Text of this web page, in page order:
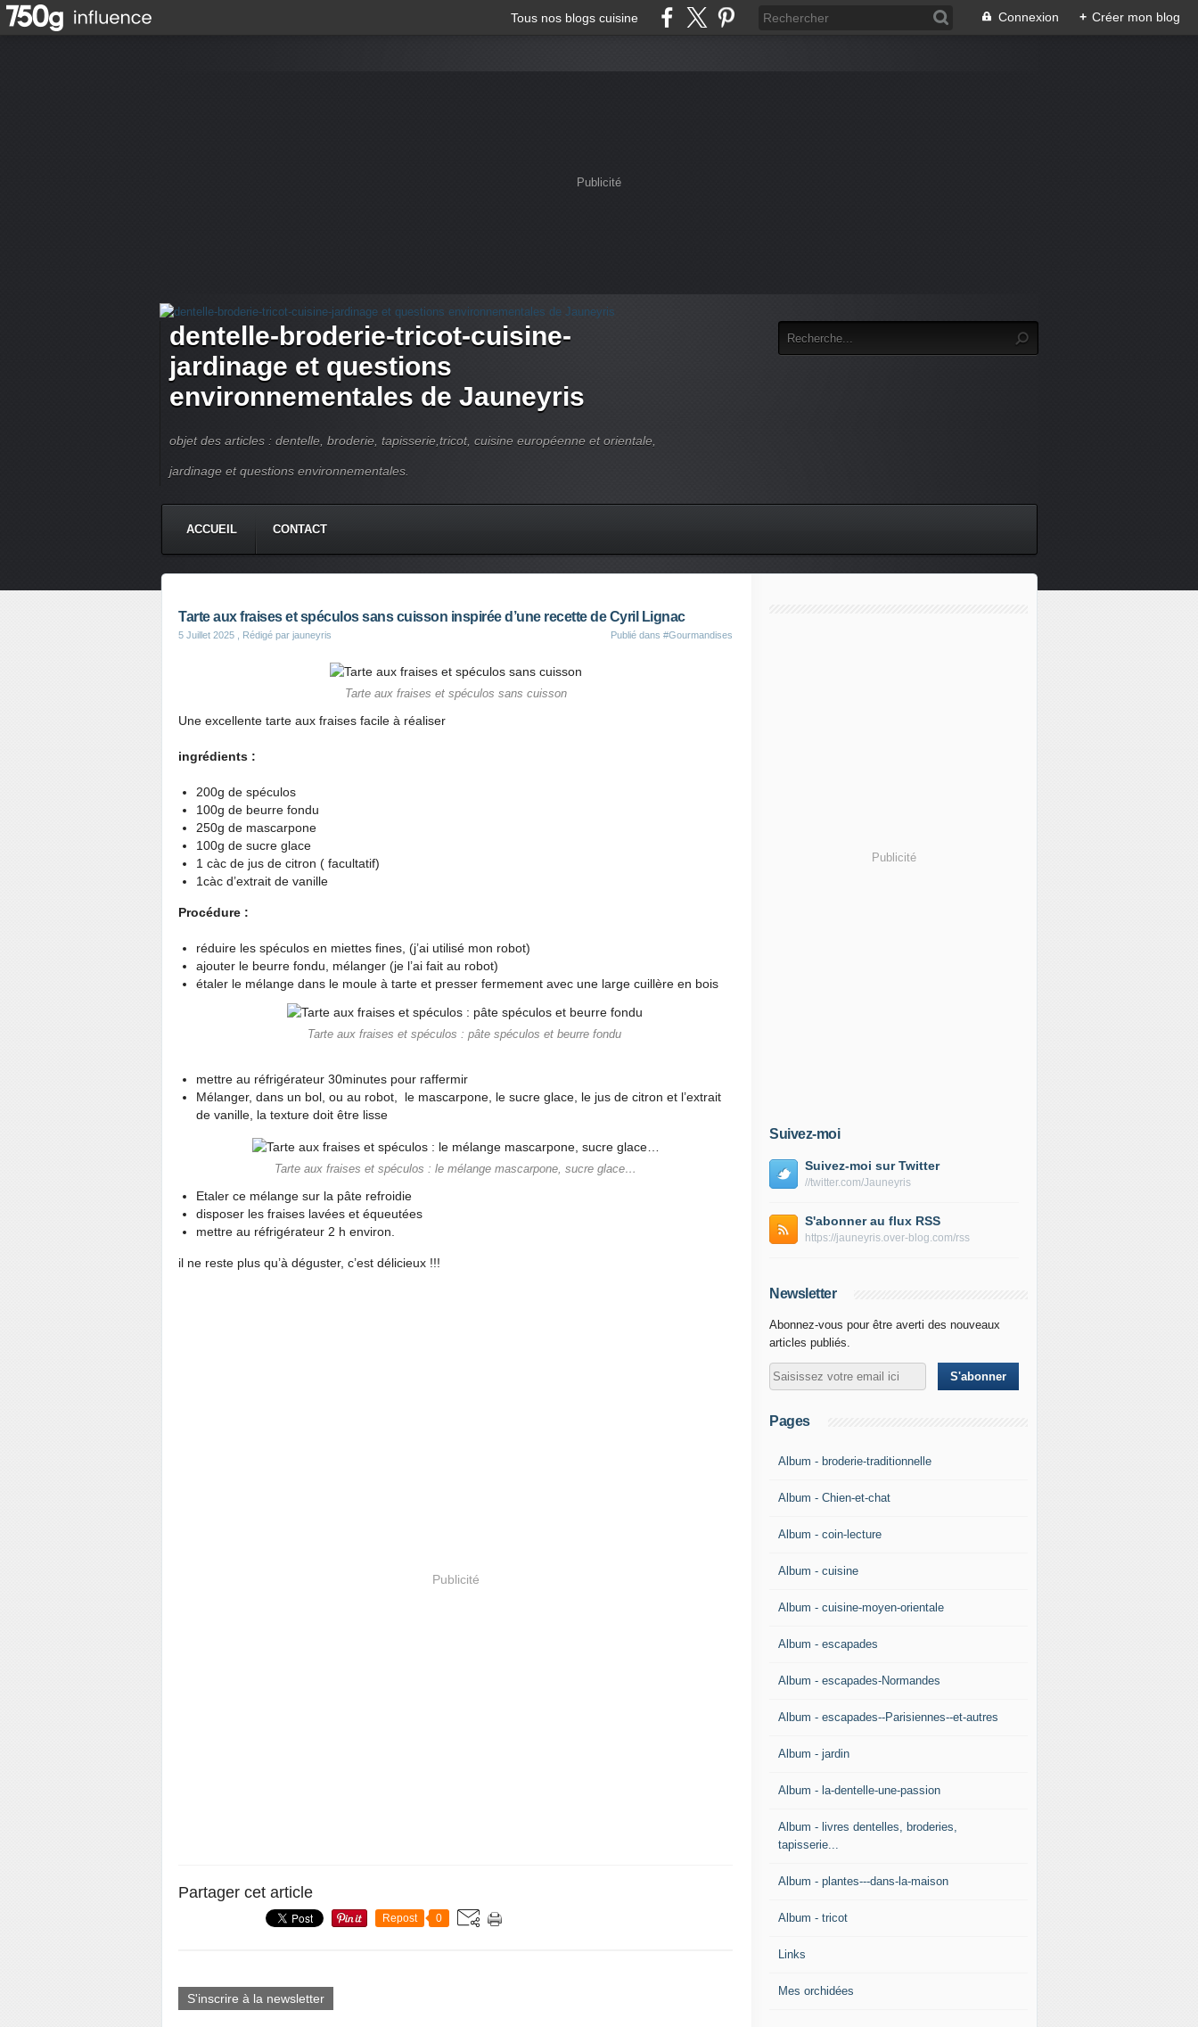
Tous nos blogs cuisine Connexion + Créer mon blog
Publicité
dentelle-broderie-tricot-cuisine-
jardinage et questions
environnementales de Jauneyris
objet des articles : dentelle, broderie, tapisserie,tricot, cuisine européenne et orientale,
jardinage et questions environnementales.
ACCUEIL CONTACT
Tarte aux fraises et spéculos sans cuisson inspirée d’une recette de Cyril Lignac
5 Juillet 2025 , Rédigé par jauneyris Publié dans #Gourmandises
Tarte aux fraises et spéculos sans cuisson
Une excellente tarte aux fraises facile à réaliser
ingrédients :
200g de spéculos
100g de beurre fondu
250g de mascarpone
100g de sucre glace
1 càc de jus de citron ( facultatif)
1càc d’extrait de vanille
Procédure :
réduire les spéculos en miettes fines, (j’ai utilisé mon robot)
ajouter le beurre fondu, mélanger (je l’ai fait au robot)
étaler le mélange dans le moule à tarte et presser fermement avec une large cuillère en bois
Tarte aux fraises et spéculos : pâte spéculos et beurre fondu
mettre au réfrigérateur 30minutes pour raffermir
Mélanger, dans un bol, ou au robot, le mascarpone, le sucre glace, le jus de citron et l’extrait
de vanille, la texture doit être lisse
Tarte aux fraises et spéculos : le mélange mascarpone, sucre glace…
Etaler ce mélange sur la pâte refroidie
disposer les fraises lavées et équeutées
mettre au réfrigérateur 2 h environ.
il ne reste plus qu’à déguster, c’est délicieux !!!
Publicité
Partager cet article
Repost 0
S'inscrire à la newsletter
Publicité
Suivez-moi
Suivez-moi sur Twitter
//twitter.com/Jauneyris
S'abonner au flux RSS
https://jauneyris.over-blog.com/rss
Newsletter
Abonnez-vous pour être averti des nouveaux
articles publiés.
Pages
Album - broderie-traditionnelle
Album - Chien-et-chat
Album - coin-lecture
Album - cuisine
Album - cuisine-moyen-orientale
Album - escapades
Album - escapades-Normandes
Album - escapades--Parisiennes--et-autres
Album - jardin
Album - la-dentelle-une-passion
Album - livres dentelles, broderies,
tapisserie...
Album - plantes---dans-la-maison
Album - tricot
Links
Mes orchidées